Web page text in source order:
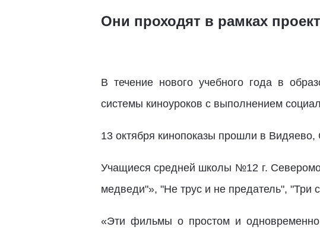
Они проходят в рамках
В течение нового учебного года в
системы киноуроков с выполнением
13 октября кинопоказы прошли в
Учащиеся средней школы №12 г.
медведи"», "Не трус и не предатель", "Три
«Эти фильмы о простом и